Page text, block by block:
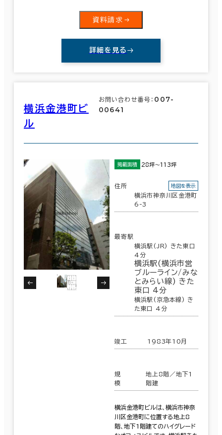
資料請求
詳細を見る
横浜金港町ビ
ル
お問い合わせ番号： 007-
00641
掲載面積 28坪～113坪
住所
横浜市神奈川区金港町
6-3
地図を表示
最寄駅
横浜駅(JR) きた東口
4分
横浜駅(横浜市営
ブルーライン/みな
とみらい線) きた
東口 4分
横浜駅(京急本線) き
た東口 4分
竣工 1983年10月
規
模
地上8階／地下1
階建
横浜金港町ビルは、横浜市神奈
川区金港町に位置する地上8
階、地下1階建てのハイグレード